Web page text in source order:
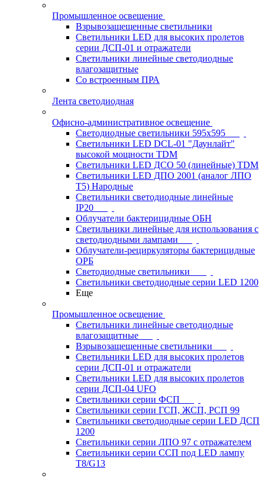
Промышленное освещение
Взрывозащещенные светильники
Светильники LED для высоких пролетов
серии ДСП-01 и отражатели
Светильники линейные светодиодные
влагозащитные
Со встроенным ПРА
Лента светодиодная
Офисно-административное освещение
Светодиодные светильники 595x595
Светильники LED DCL-01 "Даунлайт"
высокой мощности TDM
Светильники LED ДСО 50 (линейные) TDM
Светильники LED ДПО 2001 (аналог ЛПО
Т5) Народные
Светильники светодиодные линейные
IP20
Облучатели бактерицидные ОБН
Светильники линейные для использования с
светодиодными лампами
Облучатели-рециркуляторы бактерицидные
ОРБ
Светодиодные светильники
Светильники светодиодные серии LED 1200
Еще
Промышленное освещение
Светильники линейные светодиодные
влагозащитные
Взрывозащещенные светильники
Светильники LED для высоких пролетов
серии ДСП-01 и отражатели
Светильники LED для высоких пролетов
серии ДСП-04 UFO
Светильники серии ФСП
Светильники серии ГСП, ЖСП, РСП 99
Светильники светодиодные серии LED ДСП
1200
Светильники серии ЛПО 97 с отражателем
Светильники серии ССП под LED лампу
T8/G13